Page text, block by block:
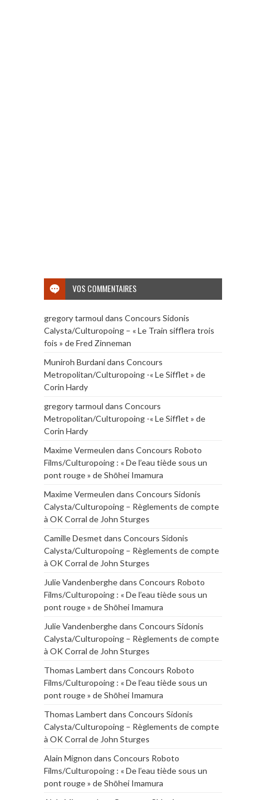
VOS COMMENTAIRES
gregory tarmoul dans Concours Sidonis
Calysta/Culturopoing – « Le Train sifflera trois
fois » de Fred Zinneman
Muniroh Burdanidans Concours
Metropolitan/Culturopoing -« Le Sifflet » de
Corin Hardy
gregory tarmoul dans Concours
Metropolitan/Culturopoing -« Le Sifflet » de
Corin Hardy
Maxime Vermeulen dans Concours Roboto
Films/Culturopoing : « De l’eau tiède sous un
pont rouge » de Shōhei Imamura
Maxime Vermeulen dans Concours Sidonis
Calysta/Culturopoing – Règlements de compte
à OK Corral de John Sturges
Camille Desmet dans Concours Sidonis
Calysta/Culturopoing – Règlements de compte
à OK Corral de John Sturges
Julie Vandenberghedans Concours Roboto
Films/Culturopoing : « De l’eau tiède sous un
pont rouge » de Shōhei Imamura
Julie Vandenberghedans Concours Sidonis
Calysta/Culturopoing – Règlements de compte
à OK Corral de John Sturges
Thomas Lambert dans Concours Roboto
Films/Culturopoing : « De l’eau tiède sous un
pont rouge » de Shōhei Imamura
Thomas Lambert dans Concours Sidonis
Calysta/Culturopoing – Règlements de compte
à OK Corral de John Sturges
Alain Mignon dans Concours Roboto
Films/Culturopoing : « De l’eau tiède sous un
pont rouge » de Shōhei Imamura